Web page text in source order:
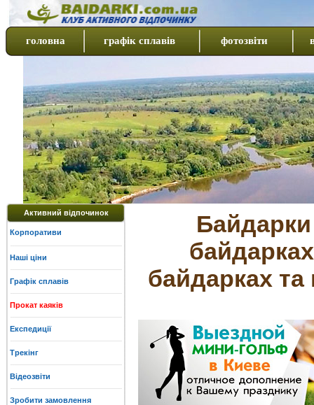
головна графік сплавів фотозвіти
Активний відпочинок
Корпоративи
Наші ціни
Графік сплавів
Прокат каяків
Експедиції
Трекінг
Відеозвіти
Зробити замовлення
байдарках та